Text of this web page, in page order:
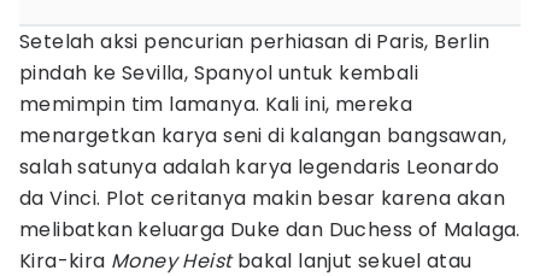
Setelah aksi pencurian perhiasan di Paris, Berlin
pindah ke Sevilla, Spanyol untuk kembali
memimpin tim lamanya. Kali ini, mereka
menargetkan karya seni di kalangan bangsawan,
salah satunya adalah karya legendaris Leonardo
da Vinci. Plot ceritanya makin besar karena akan
melibatkan keluarga Duke dan Duchess of Malaga.
Kira-kira Money Heistbakal lanjut sekuel atau